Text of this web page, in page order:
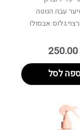
עבה הנוטה
אבסולו
250.00
לסל